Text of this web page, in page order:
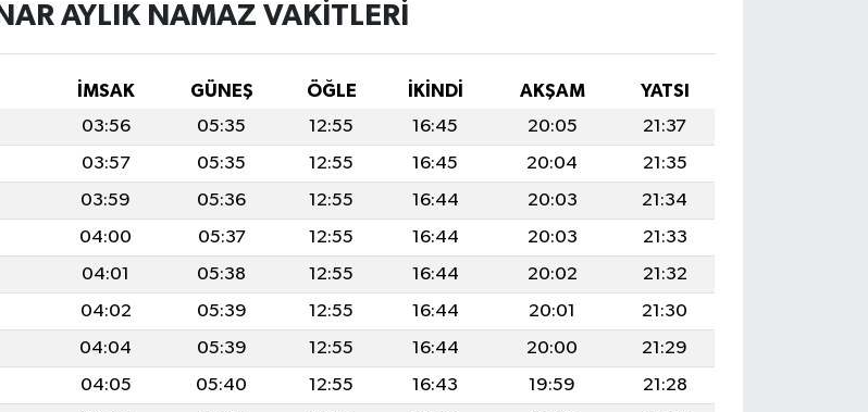
AYLIK NAMAZ VAKITLERI
İMSAK GÜNEŞ ÖĞLE İKINDI AKŞAM
YATSI
03:56 05:35 12:55 16:45 20:05
21:37
03:57 05:35 12:55 16:45 20:04
21:35
03:59 05:36 12:55 16:44 20:03
21:34
04:00 05:37 12:55 16:44 20:03
21:33
04:01 05:38 12:55 16:44 20:02
21:32
04:02 05:39 12:55 16:44 20:01
21:30
04:04 05:39 12:55 16:44 20:00
21:29
04:05 05:40 12:55 16:43 19:59
21:28